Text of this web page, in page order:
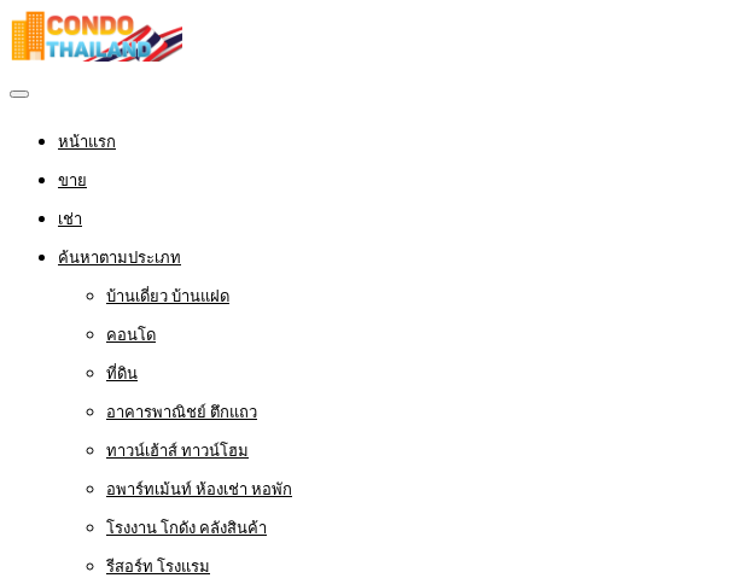
หน้าแรก
ขาย
เช่า
ค้นหาตามประเภท
บ้านเดี่ยว บ้านแฝด
คอนโด
ที่ดิน
อาคารพาณิชย์ ตึกแถว
ทาวน์เฮ้าส์ ทาวน์โฮม
อพาร์ทเม้นท์ ห้องเช่า หอพัก
โรงงาน โกดัง คลังสินค้า
รีสอร์ท โรงแรม